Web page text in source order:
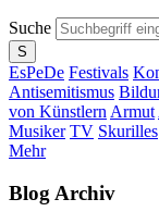
Suche
EsPeDe Festivals
Antisemitismus
von Künstlern Armut
Musiker TV Skurilles
Mehr
Blog Archiv